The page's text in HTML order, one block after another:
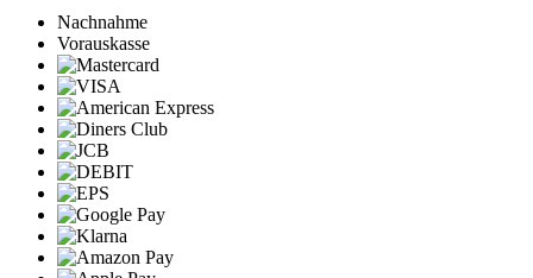
Nachnahme
Vorauskasse